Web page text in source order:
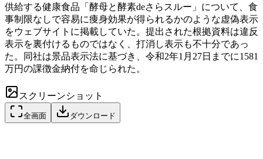
供給する健康食品「酵母と酵素deさらスルー」について、食
事制限なしで容易に痩身効果が得られるかのような虚偽表示
をウェブサイトに掲載していた。提出された根拠資料は違反
表示を裏付けるものではなく、打消し表示も不十分であっ
た。同社は景品表示法に基づき、令和2年1月27日までに1581
万円の課徴金納付を命じられた。
スクリーンショット
全画面 ダウンロード